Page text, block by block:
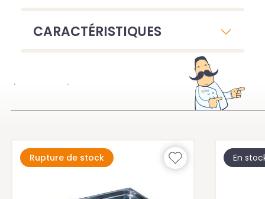
CARACTÉRISTIQUES
Rupture de stock En